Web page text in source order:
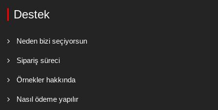
Destek
Neden bizi seçiyorsun
Sipariş süreci
Örnekler hakkında
Nasıl ödeme yapılır